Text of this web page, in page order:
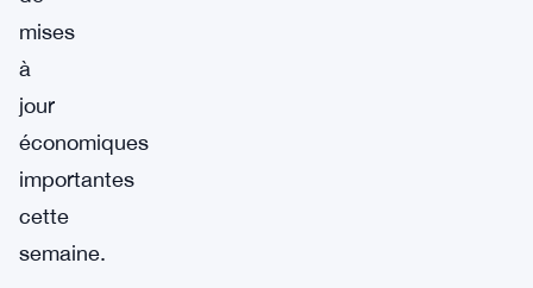
mises
à
jour
économiques
importantes
cette
semaine.